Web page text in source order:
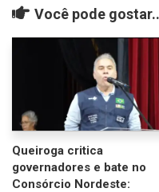
Você pode
Queiroga critica
governadores e bate no
Consórcio Nordeste: